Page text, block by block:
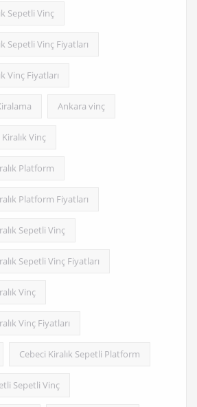
Sepetli Vinç
Sepetli Vinç Fiyatları
Vinç Fiyatları
Ankara vinç
Vinç
Platform
Platform Fiyatları
Sepetli Vinç
Sepetli Vinç Fiyatları
Vinç
Vinç Fiyatları
Cebeci Kiralık Sepetli Platform
Sepetli Vinç